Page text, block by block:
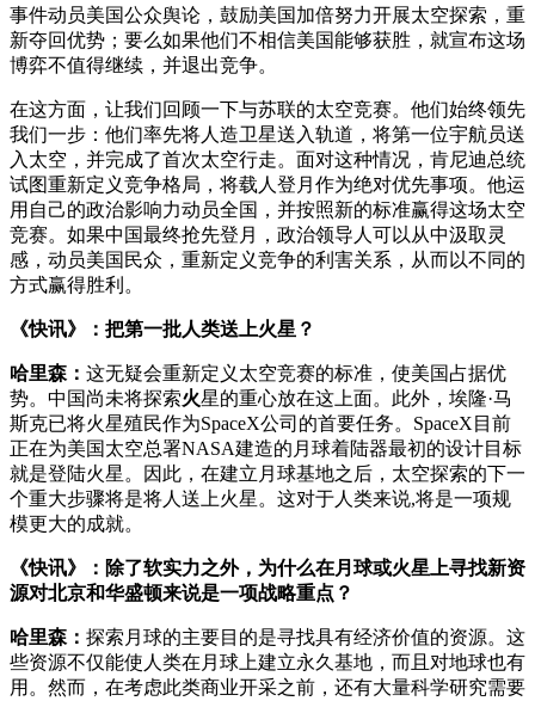
事件动员美国公众舆论，鼓励美国加倍努力开展太空探索，重
新夺回优势；要么如果他们不相信美国能够获胜，就宣布这场
博弈不值得继续，并退出竞争。
在这方面，让我们回顾一下与苏联的太空竞赛。他们始终领先
我们一步：他们率先将人造卫星送入轨道，将第一位宇航员送
入太空，并完成了首次太空行走。面对这种情况，肯尼迪总统
试图重新定义竞争格局，将载人登月作为绝对优先事项。他运
用自己的政治影响力动员全国，并按照新的标准赢得这场太空
竞赛。如果中国最终抢先登月，政治领导人可以从中汲取灵
感，动员美国民众，重新定义竞争的利害关系，从而以不同的
方式赢得胜利。
《快讯》：把第一批人类送上火星？
哈里森： 这无疑会重新定义太空竞赛的标准，使美国占据优
势。中国尚未将探索火星的重心放在这上面。此外，埃隆·马
斯克已将火星殖民作为SpaceX公司的首要任务。SpaceX目前
正在为美国太空总署NASA建造的月球着陆器最初的设计目标
就是登陆火星。因此，在建立月球基地之后，太空探索的下一
个重大步骤将是将人送上火星。这对于人类来说,将是一项规
模更大的成就。
《快讯》：除了软实力之外，为什么在月球或火星上寻找新资
源对北京和华盛顿来说是一项战略重点？
哈里森： 探索月球的主要目的是寻找具有经济价值的资源。这
些资源不仅能使人类在月球上建立永久基地，而且对地球也有
用。然而，在考虑此类商业开采之前，还有大量科学研究需要